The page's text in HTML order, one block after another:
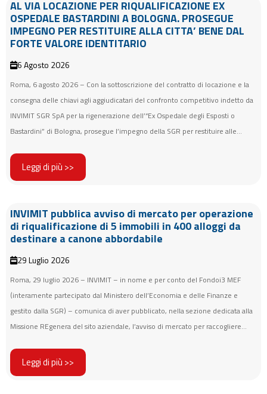
AL VIA LOCAZIONE PER RIQUALIFICAZIONE EX
OSPEDALE BASTARDINI A BOLOGNA. PROSEGUE
IMPEGNO PER RESTITUIRE ALLA CITTA’ BENE DAL
FORTE VALORE IDENTITARIO
6 Agosto 2026
Roma, 6 agosto 2026 – Con la sottoscrizione del contratto di locazione e la
consegna delle chiavi agli aggiudicatari del confronto competitivo indetto da
INVIMIT SGR SpA per la rigenerazione dell’“Ex Ospedale degli Esposti o
Bastardini” di Bologna, prosegue l’impegno della SGR per restituire alle...
Leggi di più >>
INVIMIT pubblica avviso di mercato per operazione
di riqualificazione di 5 immobili in 400 alloggi da
destinare a canone abbordabile
29 Luglio 2026
Roma, 29 luglio 2026 – INVIMIT – in nome e per conto del Fondoi3 MEF
(interamente partecipato dal Ministero dell’Economia e delle Finanze e
gestito dalla SGR) – comunica di aver pubblicato, nella sezione dedicata alla
Missione REgenera del sito aziendale, l’avviso di mercato per raccogliere...
Leggi di più >>